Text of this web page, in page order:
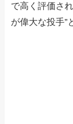
で高く評価さ
が偉大な投手”